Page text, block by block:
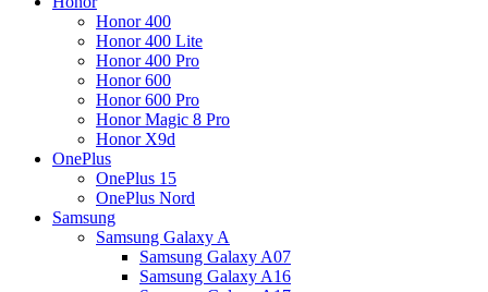
Honor 400
Honor 400 Lite
Honor 400 Pro
Honor 600
Honor 600 Pro
Honor Magic 8 Pro
Honor X9d
OnePlus
OnePlus 15
OnePlus Nord
Samsung
Samsung Galaxy A
Samsung Galaxy A07
Samsung Galaxy A16